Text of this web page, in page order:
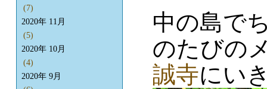
中の島で
のたびの
誠寺にい
(7)
2020年 11月
(5)
2020年 10月
(4)
2020年 9月